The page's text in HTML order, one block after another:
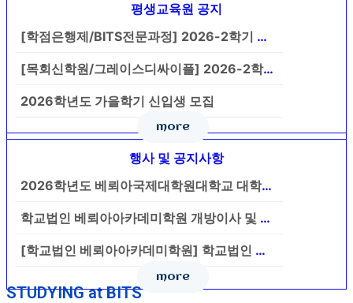
평생교육원 공지
[학점은행제/BITS전문과정] 2026-2학기 강의시간표 및 수강신청
[목회신학원/그레이스디싸이플] 2026-2학기 강의시간표 및 수강신청
2026학년도 가을학기 신입생 모집
more
행사 및 공지사항
2026학년도 베뢰아국제대학원대학교 대학안전관리계획
학교법인 베뢰아아카데미학원 개방이사 및 개방감사 초빙 공고
[학교법인 베뢰아아카데미학원] 학교법인 베뢰아아카데미학원 법인회계 담당자…
more
STUDYING at BITS